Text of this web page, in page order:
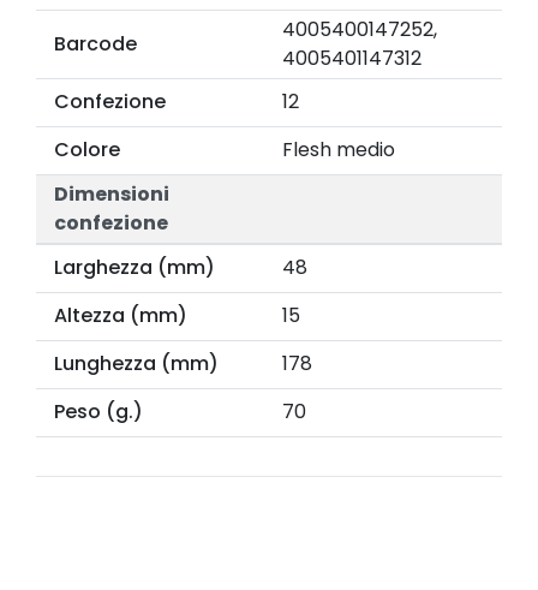
Barcode
4005400147252,
4005401147312
Confezione
12
Colore
Flesh medio
Dimensioni
confezione
Larghezza (mm)
48
Altezza (mm)
15
Lunghezza (mm)
178
Peso (g.)
70